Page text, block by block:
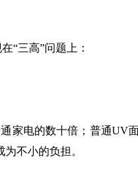
“三高”问题上：
电的数十倍；普通UV面
不小的负担。